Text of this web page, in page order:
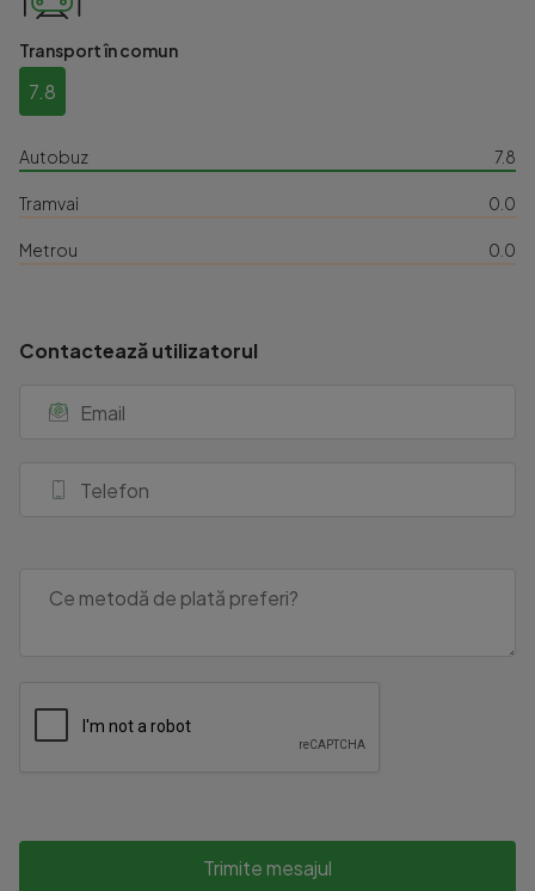
Transport în comun
7.8
Autobuz 7.8
Tramvai 0.0
Metrou 0.0
Contactează utilizatorul
Trimite mesajul